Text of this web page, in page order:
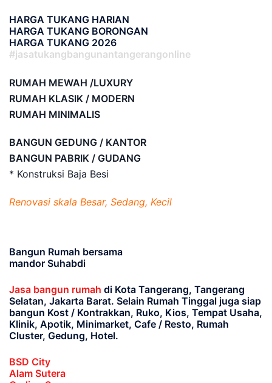
HARGA TUKANG HARIAN
HARGA TUKANG BORONGAN
HARGA TUKANG 2026
#jasatukangbangunantangerangonline
RUMAH MEWAH /LUXURY
RUMAH KLASIK / MODERN
RUMAH MINIMALIS
BANGUN GEDUNG / KANTOR
BANGUN PABRIK / GUDANG
* Konstruksi Baja Besi
Renovasi skala Besar, Sedang, Kecil
Bangun Rumah bersama
mandor Suhabdi
Jasa bangun rumah di Kota Tangerang, Tangerang
Selatan, Jakarta Barat. Selain Rumah Tinggal juga siap
bangun Kost / Kontrakkan, Ruko, Kios, Tempat Usaha,
Klinik, Apotik, Minimarket, Cafe / Resto, Rumah
Cluster, Gedung, Hotel.
BSD City
Alam Sutera